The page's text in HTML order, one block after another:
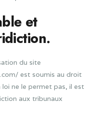
et
du site
est soumis au droit
loi ne le permet pas, il est
aux tribunaux